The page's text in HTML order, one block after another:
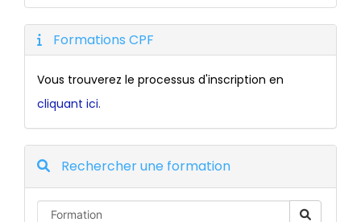
Formations CPF
Vous trouverez le processus d'inscription en
cliquant ici.
Rechercher une formation